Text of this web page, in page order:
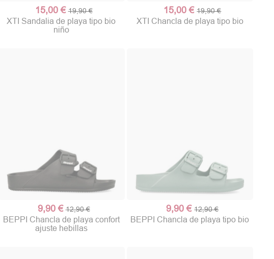
15,00 € 19,90 €
XTI Sandalia de playa tipo bio
niño
15,00 € 19,90 €
XTI Chancla de playa tipo bio
9,90 € 12,90 €
BEPPI Chancla de playa confort
ajuste hebillas
9,90 € 12,90 €
BEPPI Chancla de playa tipo bio